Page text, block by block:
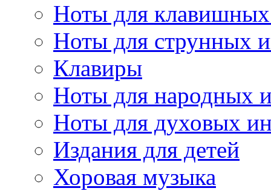
Ноты для клавишных
Ноты для струнных
Клавиры
Ноты для народных
Ноты для духовых
Издания для детей
Хоровая музыка